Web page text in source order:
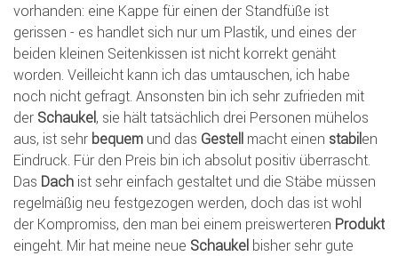
vorhanden: eine Kappe für einen der Standfüße ist
gerissen - es handlet sich nur um Plastik, und eines der
beiden kleinen Seitenkissen ist nicht korrekt genäht
worden. Veilleicht kann ich das umtauschen, ich habe
noch nicht gefragt. Ansonsten bin ich sehr zufrieden mit
der Schaukel , sie hält tatsächlich drei Personen mühelos
aus, ist sehr bequem und das Gestell macht einen stabil en
Eindruck. Für den Preis bin ich absolut positiv überrascht.
Das Dach ist sehr einfach gestaltet und die Stäbe müssen
regelmäßig neu festgezogen werden, doch das ist wohl
der Kompromiss, den man bei einem preiswerteren Produkt
eingeht. Mir hat meine neue Schaukel bisher sehr gute